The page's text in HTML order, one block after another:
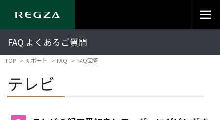
FAQ よくあるご質問
TOP サポート FAQ FAQ回答
テレビ